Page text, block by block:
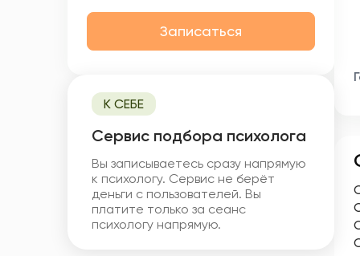
Записаться
К СЕБЕ
Cервис подбора психолога
Вы записываетесь сразу напрямую
к психологу. Сервис не берёт
деньги с пользователей. Вы
платите только за сеанс
психологу напрямую.